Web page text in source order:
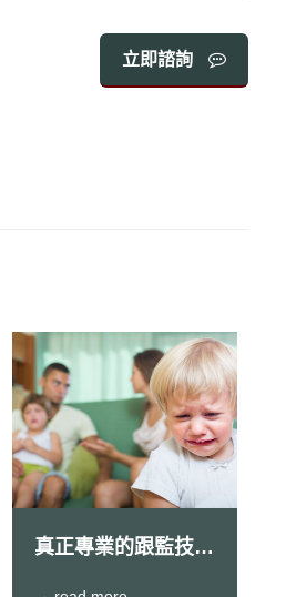
立即諮詢
真正專業的跟監技巧